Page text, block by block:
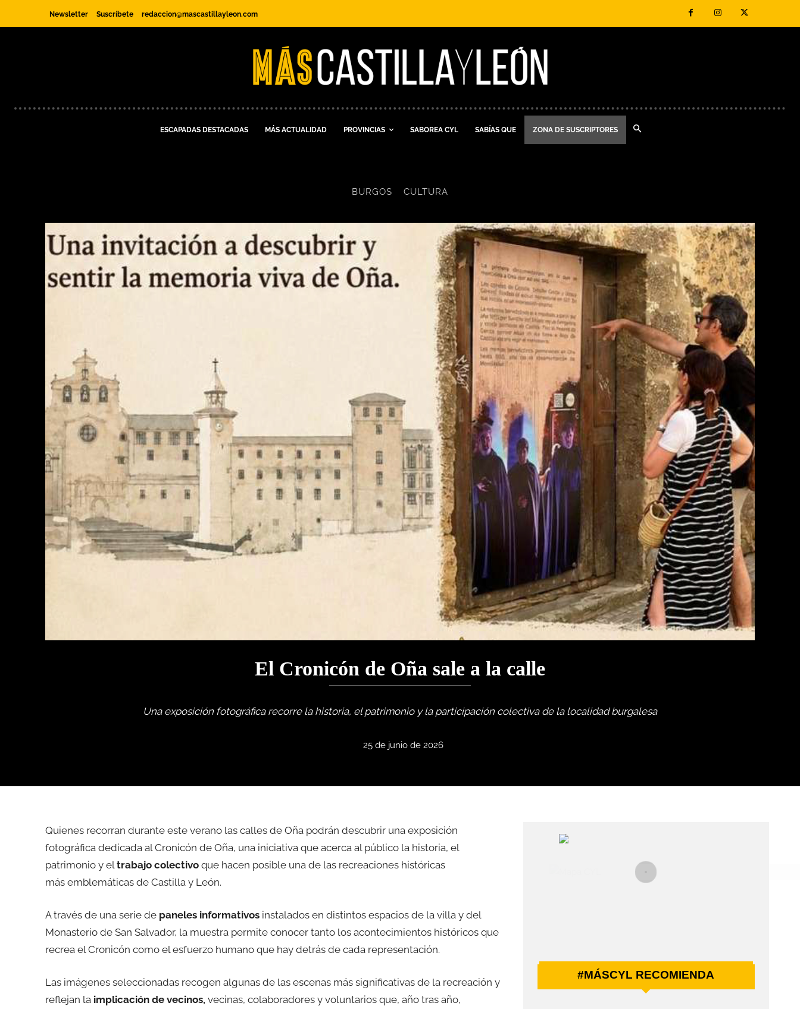
Newsletter Suscríbete redaccion@mascastillayleon.com
ESCAPADAS DESTACADAS MÁS ACTUALIDAD PROVINCIAS SABOREA CYL SABÍAS QUE ZONA DE SUSCRIPTORES
BURGOS CULTURA
El Cronicón de Oña sale a la calle
Una exposición fotográfica recorre la historia, el patrimonio y la participación colectiva de la localidad burgalesa
25 de junio de 2026
Quienes recorran durante este verano las calles de Oña podrán descubrir una exposición
fotográfica dedicada al Cronicón de Oña, una iniciativa que acerca al público la historia, el
patrimonio y el trabajo colectivo que hacen posible una de las recreaciones históricas
más emblemáticas de Castilla y León.
A través de una serie de paneles informativos instalados en distintos espacios de la villa y del
Monasterio de San Salvador, la muestra permite conocer tanto los acontecimientos históricos que
recrea el Cronicón como el esfuerzo humano que hay detrás de cada representación.
Las imágenes seleccionadas recogen algunas de las escenas más significativas de la recreación y
reflejan la implicación de vecinos, vecinas, colaboradores y voluntarios que, año tras año,
#MÁSCYL RECOMIENDA